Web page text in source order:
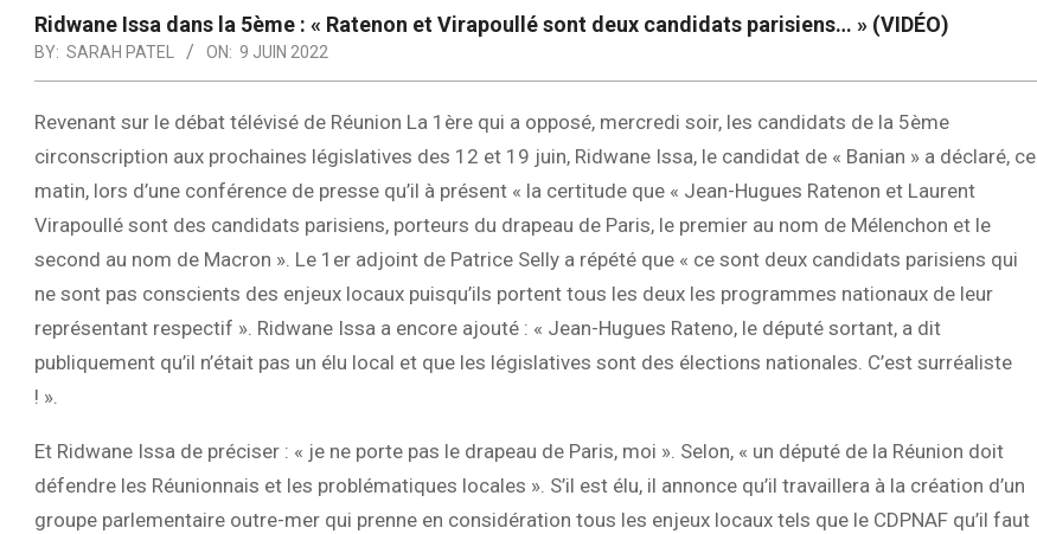
Ridwane Issa dans la 5ème : « Ratenon et Virapoullé sont deux candidats parisiens… » (VIDÉO)
BY: SARAH PATEL ON: 9 JUIN 2022
Revenant sur le débat télévisé de Réunion La 1ère qui a opposé, mercredi soir, les candidats de la 5ème
circonscription aux prochaines législatives des 12 et 19 juin, Ridwane Issa, le candidat de « Banian » a déclaré, ce
matin, lors d’une conférence de presse qu’il à présent « la certitude que « Jean-Hugues Ratenon et Laurent
Virapoullé sont des candidats parisiens, porteurs du drapeau de Paris, le premier au nom de Mélenchon et le
second au nom de Macron ». Le 1er adjoint de Patrice Selly a répété que « ce sont deux candidats parisiens qui
ne sont pas conscients des enjeux locaux puisqu’ils portent tous les deux les programmes nationaux de leur
représentant respectif ». Ridwane Issa a encore ajouté : « Jean-Hugues Rateno, le député sortant, a dit
publiquement qu’il n’était pas un élu local et que les législatives sont des élections nationales. C’est surréaliste
! ».
Et Ridwane Issa de préciser : « je ne porte pas le drapeau de Paris, moi ». Selon, « un député de la Réunion doit
défendre les Réunionnais et les problématiques locales ». S’il est élu, il annonce qu’il travaillera à la création d’un
groupe parlementaire outre-mer qui prenne en considération tous les enjeux locaux tels que le CDPNAF qu’il faut